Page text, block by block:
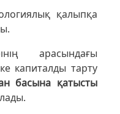
қалыпқа
арасындағы
капиталды тарту
басына қатысты